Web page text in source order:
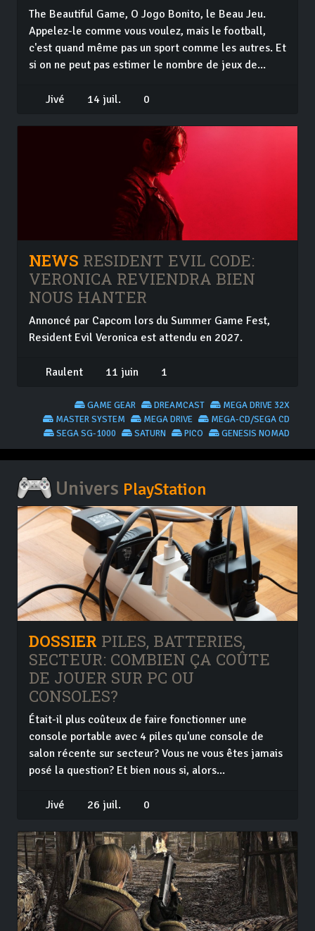
The Beautiful Game, O Jogo Bonito, le Beau Jeu.
Appelez-le comme vous voulez, mais le football,
c'est quand même pas un sport comme les autres. Et
si on ne peut pas estimer le nombre de jeux de...
Jivé 14 juil. 0
NEWS RESIDENT EVIL CODE:
VERONICA REVIENDRA BIEN
NOUS HANTER
Annoncé par Capcom lors du Summer Game Fest,
Resident Evil Veronica est attendu en 2027.
Raulent 11 juin 1
MEGA DRIVE 32X
DREAMCAST
GAME GEAR
MEGA-CD/SEGA CD
MEGA DRIVE
MASTER SYSTEM
GENESIS NOMAD
PICO
SATURN
SEGA SG-1000
Univers PlayStation
DOSSIER PILES, BATTERIES,
SECTEUR: COMBIEN ÇA COÛTE
DE JOUER SUR PC OU
CONSOLES?
Était-il plus coûteux de faire fonctionner une
console portable avec 4 piles qu'une console de
salon récente sur secteur? Vous ne vous êtes jamais
posé la question? Et bien nous si, alors...
Jivé 26 juil. 0